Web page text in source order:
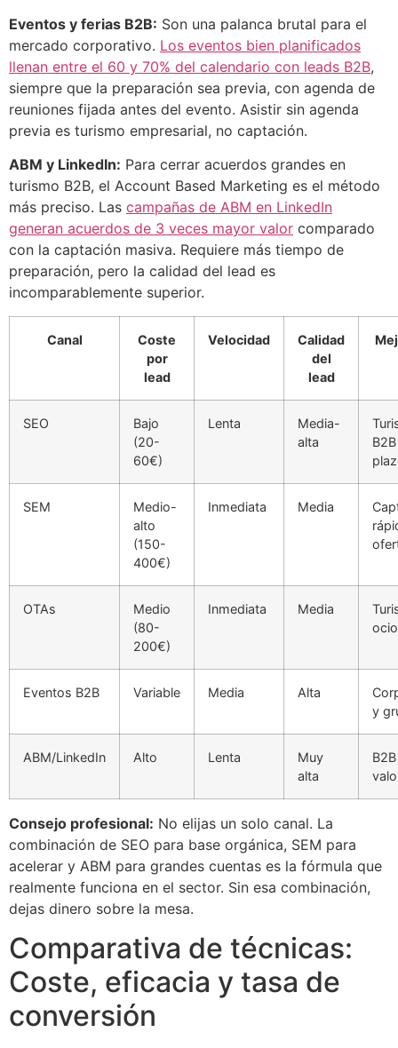
Eventos y ferias B2B: Son una palanca brutal para el
mercado corporativo. Los eventos bien planificados
llenan entre el 60 y 70% del calendario con leads B2B,
siempre que la preparación sea previa, con agenda de
reuniones fijada antes del evento. Asistir sin agenda
previa es turismo empresarial, no captación.
ABM y LinkedIn: Para cerrar acuerdos grandes en
turismo B2B, el Account Based Marketing es el método
más preciso. Las campañas de ABM en LinkedIn
generan acuerdos de 3 veces mayor valor comparado
con la captación masiva. Requiere más tiempo de
preparación, pero la calidad del lead es
incomparablemente superior.
Canal
Coste
por
lead
Velocidad
Calidad
del
lead
SEO
Bajo
(20-
60€)
Lenta
Media-
alta
SEM
Medio-
alto
(150-
400€)
Inmediata Media
OTAs
Medio
(80-
200€)
Inmediata Media
ocio
Eventos B2B Variable Media Alta
y
ABM/LinkedIn Alto Lenta
Muy
alta
Consejo profesional: No elijas un solo canal. La
combinación de SEO para base orgánica, SEM para
acelerar y ABM para grandes cuentas es la fórmula que
realmente funciona en el sector. Sin esa combinación,
dejas dinero sobre la mesa.
Comparativa de técnicas:
Coste, eficacia y tasa de
conversión